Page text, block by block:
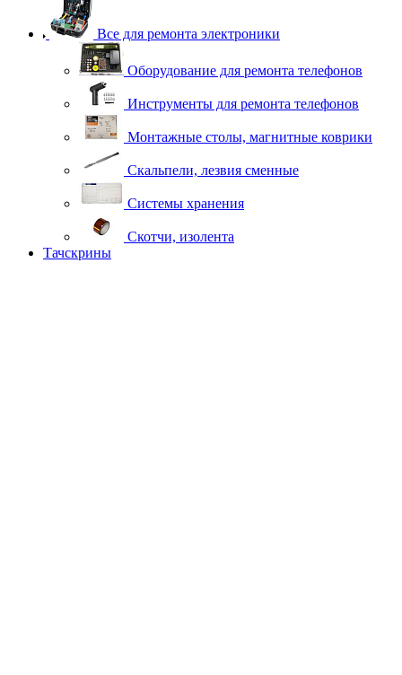
Все для ремонта электроники
Оборудование для ремонта телефонов
Инструменты для ремонта телефонов
Монтажные столы, магнитные коврики
Скальпели, лезвия сменные
Системы хранения
Скотчи, изолента
Тачскрины